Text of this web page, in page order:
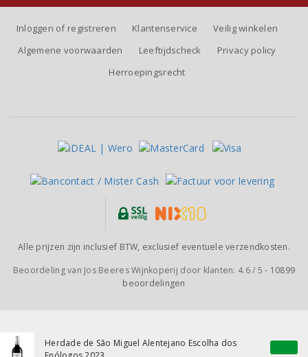
Herdade de São Miguel Alentejano Escolha dos
Inloggen of registreren Klantenservice
Veilig winkelen
Algemene voorwaarden
Leeftijdscheck
Privacy policy
Herroepingsrecht
Alle prijzen zijn inclusief BTW, exclusief eventuele verzendkosten.
Beoordeling van Jos Beeres Wijnkoperij door klanten: 4.6/ 5 - 10899
beoordelingen